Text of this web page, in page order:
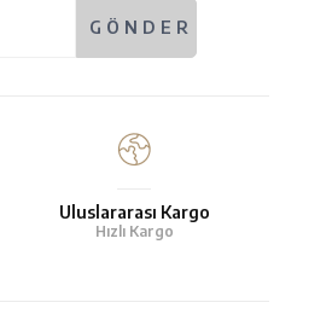
Uluslararası Kargo
Hızlı Kargo